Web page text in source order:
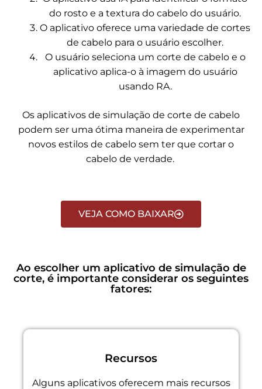
do rosto e a textura do cabelo do usuário.
O aplicativo oferece uma variedade de cortes
de cabelo para o usuário escolher.
O usuário seleciona um corte de cabelo e o
aplicativo aplica-o à imagem do usuário
usando RA.
Os aplicativos de simulação de corte de cabelo
podem ser uma ótima maneira de experimentar
novos estilos de cabelo sem ter que cortar o
cabelo de verdade.
VEJA COMO BAIXAR
Ao escolher um aplicativo de simulação de
corte, é importante considerar os seguintes
fatores:
Recursos
Alguns aplicativos oferecem mais recursos